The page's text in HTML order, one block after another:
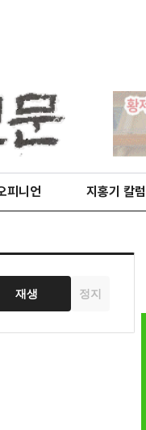
피니언 지홍기 칼럼
재생 정지